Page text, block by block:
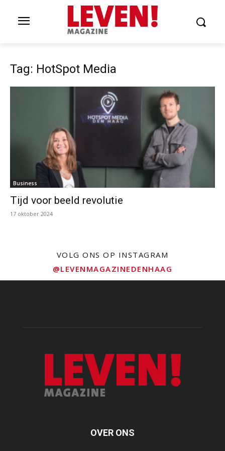
Tag: HotSpot Media
Business
Tijd voor beeld revolutie
17 oktober 2024
VOLG ONS OP INSTAGRAM
@LEVENMAGAZINEDENHAAG
OVER ONS